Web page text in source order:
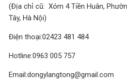
(Địa chỉ cũ: Xóm 4 Tiền Huân,
Tây, Hà Nội)
Điện thoại:02423 481 484
Hotline:0963 005 757
Email:dongylangtong@gmail.com